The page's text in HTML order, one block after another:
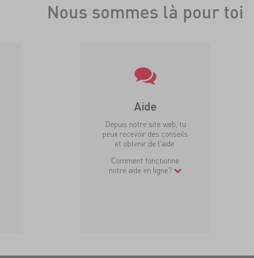
Nous sommes là pour toi
Aide
Depuis notre site web, tu
peux recevoir des conseils
et obtenir de l'aide.
Comment fonctionne
notre aide en ligne?